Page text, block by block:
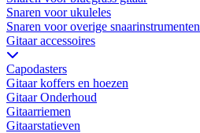
Snaren voor ukuleles
Snaren voor overige snaarinstrumenten
Gitaar accessoires
Capodasters
Gitaar koffers en hoezen
Gitaar Onderhoud
Gitaarriemen
Gitaarstatieven